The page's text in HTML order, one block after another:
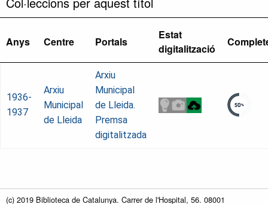
Anys Centre Portals
Estat
digitalització
1936-
1937
Arxiu
Municipal
de Lleida
Arxiu
Municipal
de Lleida.
Premsa
digitalitzada
(c) 2019 Biblioteca de Catalunya. Carrer de l'Hospital, 56. 08001